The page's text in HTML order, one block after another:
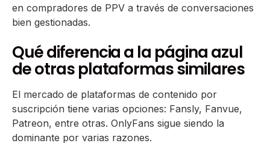
en compradores de PPV a través de conversaciones
bien gestionadas.
Qué diferencia a la página azul
de otras plataformas similares
El mercado de plataformas de contenido por
suscripción tiene varias opciones: Fansly, Fanvue,
Patreon, entre otras. OnlyFans sigue siendo la
dominante por varias razones.